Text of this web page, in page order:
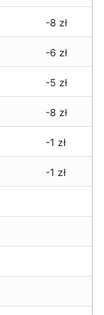
-8 zł
-6 zł
-5 zł
-8 zł
-1 zł
-1 zł